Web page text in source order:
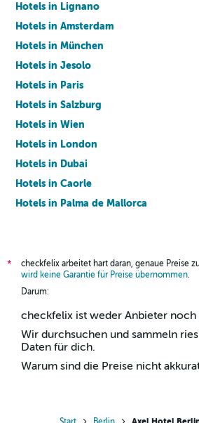
Hotels in Lignano
Hotels in Amsterdam
Hotels in München
Hotels in Jesolo
Hotels in Paris
Hotels in Salzburg
Hotels in Wien
Hotels in London
Hotels in Dubai
Hotels in Caorle
Hotels in Palma de Mallorca
*
checkfelix arbeitet hart daran, genaue Preise
wird keine Garantie für Preise übernommen.
Darum:
checkfelix ist weder Anbieter noch
Wir durchsuchen und sammeln
Daten für dich.
Warum sind die Preise nicht